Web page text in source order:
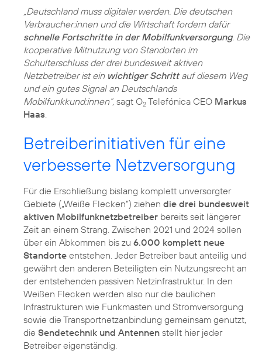
„Deutschland muss digitaler werden. Die deutschen
Verbraucher:innen und die Wirtschaft fordern dafür
schnelle Fortschritte in der Mobilfunkversorgung. Die
kooperative Mitnutzung von Standorten im
Schulterschluss der drei bundesweit aktiven
Netzbetreiber ist ein wichtiger Schrittauf diesem Weg
und ein gutes Signal an Deutschlands
Mobilfunkkund:innen“, sagt O2 Telefónica CEO Markus
Haas.
Betreiberinitiativen für eine
verbesserte Netzversorgung
Für die Erschließung bislang komplett unversorgter
Gebiete („Weiße Flecken“) ziehen die drei bundesweit
aktiven Mobilfunknetzbetreiber bereits seit längerer
Zeit an einem Strang. Zwischen 2021 und 2024 sollen
über ein Abkommen bis zu 6.000 komplett neue
Standorte entstehen. Jeder Betreiber baut anteilig und
gewährt den anderen Beteiligten ein Nutzungsrecht an
der entstehenden passiven Netzinfrastruktur. In den
Weißen Flecken werden also nur die baulichen
Infrastrukturen wie Funkmasten und Stromversorgung
sowie die Transportnetzanbindung gemeinsam genutzt,
die Sendetechnik und Antennen stellt hier jeder
Betreiber eigenständig.